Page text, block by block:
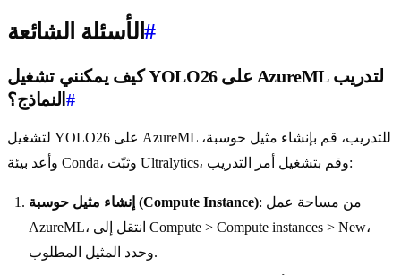
الأسئلة الشائعة#
كيف يمكنني تشغيل YOLO26 على AzureML لتدريب
النماذج؟ #
لتشغيل YOLO26 على AzureML للتدريب، قم بإنشاء مثيل حوسبة،
وأعد بيئة Conda، وثبّت Ultralytics، وقم بتشغيل أمر التدريب:
إنشاء مثيل حوسبة (Compute Instance): من مساحة عمل
AzureML، انتقل إلى Compute > Compute instances > New،
وحدد المثيل المطلوب.